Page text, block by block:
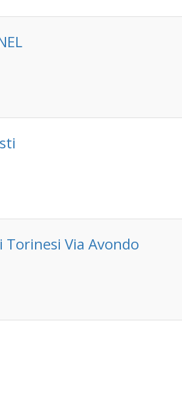
Via Avondo